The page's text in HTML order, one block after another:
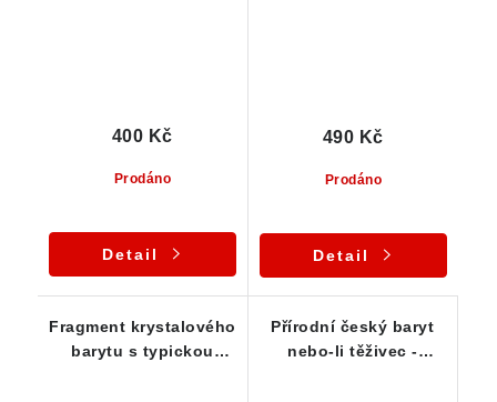
Prodáno
400 Kč
Detail
Prodáno
490 Kč
Detail
Fragment krystalového
barytu s typickou
Přírodní český baryt
nebo-li těživec -